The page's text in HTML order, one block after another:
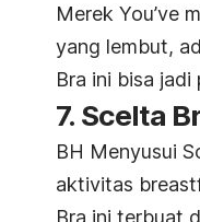
Merek You’ve
yang lembut,
Bra ini bisa
7. Scelta
BH Menyusui
aktivitas
Bra ini terbuat